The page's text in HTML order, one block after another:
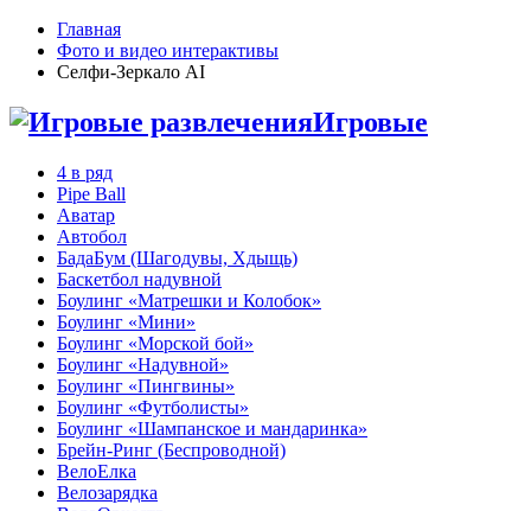
Главная
Фото и видео интерактивы
Селфи-Зеркало AI
Игровые
4 в ряд
Pipe Ball
Аватар
Автобол
БадаБум (Шагодувы, Хдыщь)
Баскетбол надувной
Боулинг «Матрешки и Колобок»
Боулинг «Мини»
Боулинг «Морской бой»
Боулинг «Надувной»
Боулинг «Пингвины»
Боулинг «Футболисты»
Боулинг «Шампанское и мандаринка»
Брейн-Ринг (Беспроводной)
ВелоЕлка
Велозарядка